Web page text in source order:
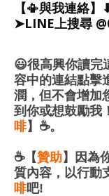
【📳與我連絡】
➤LINE上搜尋
😃很高興你讀完
容中的連結點擊
潤，但不會增加
到你或想鼓勵我
啡】☕。
☕️【贊助】因為
質內容，以行動
啡吧!